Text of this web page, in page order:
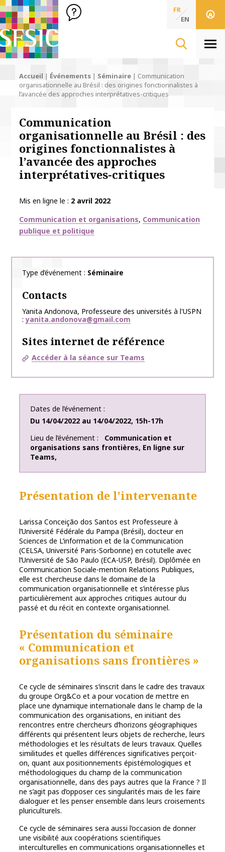
SFSIC Société Française des Sciences de l'Information & de
Société Française des Sciences
de l'Information
FR
EN
Accueil | Événements | Séminaire | Communication
organisationnelle au Brésil : des origines fonctionnalistes à
l’avancée des approches interprétatives-critiques
Communication
organisationnelle au Brésil : des
origines fonctionnalistes à
l’avancée des approches
interprétatives-critiques
Mis en ligne le
2 avril 2022
Thématiques
Communication et organisations Communication
publique et politique
Type d’événement Séminaire
Contacts
Yanita Andonova, Professeure des universités à l'USPN
yanita.andonova@gmail.com
Sites internet de référence
Accéder à la séance sur Teams
Dates de l’événement
Du 14/04/2022 au 14/04/2022, 15h-17h
Lieu de l’événement
Communication et
organisations sans frontières, En ligne sur
Teams,
Présentation de l’intervenante
Larissa Conceição dos Santos est Professeure à
l’Université Fédérale du Pampa (Brésil), docteur en
Sciences de L’information et de la Communication
(CELSA, Université Paris-Sorbonne) en cotutelle avec
l’Université de São Paulo (ECA-USP, Brésil). Diplômée en
Communication Sociale-mention Relations Publiques,
elle est chercheuse dans le domaine de la
communication organisationnelle et s’intéresse plus
particulièrement aux approches critiques autour du
passé et du récit en contexte organisationnel.
Présentation du séminaire
« Communication et
organisations sans frontières »
Ce cycle de séminaires s’inscrit dans le cadre des travaux
du groupe Org&Co et a pour vocation de mettre en
place une dynamique internationale dans le champ de la
communication des organisations, en initiant des
rencontres entre chercheurs d’horizons géographiques
différents qui présentent leurs objets de recherche, leurs
méthodologies et les résultats de leurs travaux. Quelles
similitudes et quelles différences significatives perçoit-
on, quant aux positionnements épistémologiques et
méthodologiques du champ de la communication
organisationnelle, dans des pays autres que la France ? Il
ne s’agit pas d’opposer ces singularités mais de les faire
dialoguer et les penser ensemble dans leurs croisements
pluriculturels.
Ce cycle de séminaires sera aussi l’occasion de donner
une visibilité aux coopérations scientifiques
interculturelles en communications organisationnelles et